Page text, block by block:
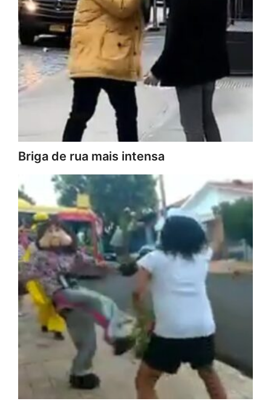
Briga de rua mais intensa